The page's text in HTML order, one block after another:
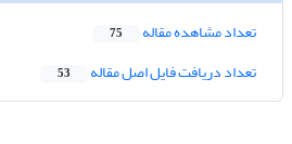
تعداد مشاهده مقاله 75
تعداد دریافت فایل اصل مقاله 53